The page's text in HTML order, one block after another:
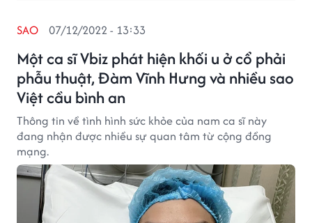
Một ca sĩ Vbiz phát hiện khối u ở cổ phải
phẫu thuật, Đàm Vĩnh Hưng và nhiều sao
Việt cầu bình an
SAO 07/12/2022 - 13:33
Thông tin về tình hình sức khỏe của nam ca sĩ này
đang nhận được nhiều sự quan tâm từ cộng đồng
mạng.